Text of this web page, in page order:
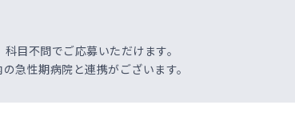
目不問でご応募いただけます。
急性期病院と連携がございます。